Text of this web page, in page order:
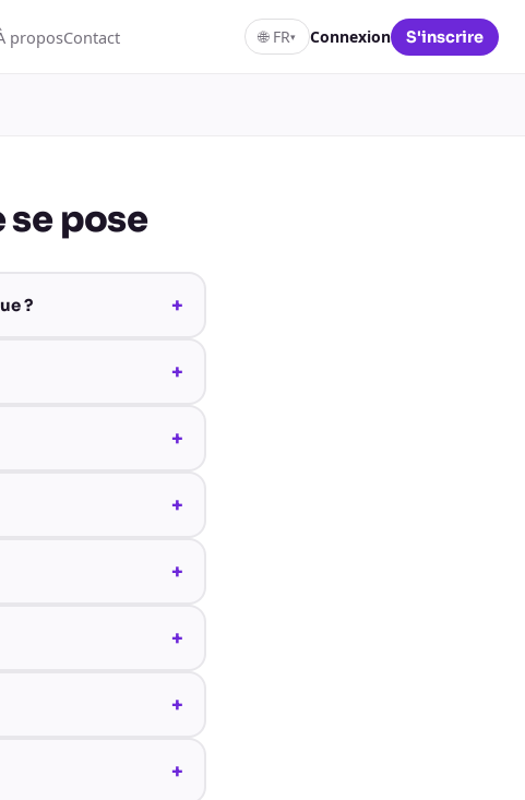
proposContact 🌐 FR▾ Connexion S'inscrire
se pose
? +
+
+
+
+
+
+
+